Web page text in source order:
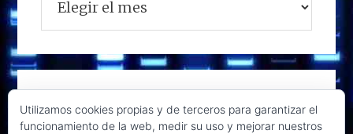
Utilizamos cookies propias y de terceros para garantizar el
funcionamiento de la web, medir su uso y mejorar nuestros